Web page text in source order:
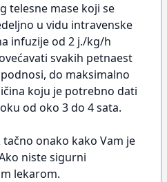
telesne mase koji se
u vidu intravenske
infuzije od 2 j./kg/h
svakih petnaest
do maksimalno
koju je potrebno dati
od oko 3 do 4 sata.
onako kako Vam je
niste sigurni
lekarom.